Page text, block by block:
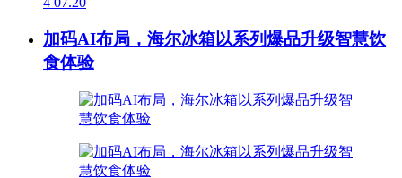
加码AI布局，海尔冰箱以系列爆品升级智慧饮
食体验